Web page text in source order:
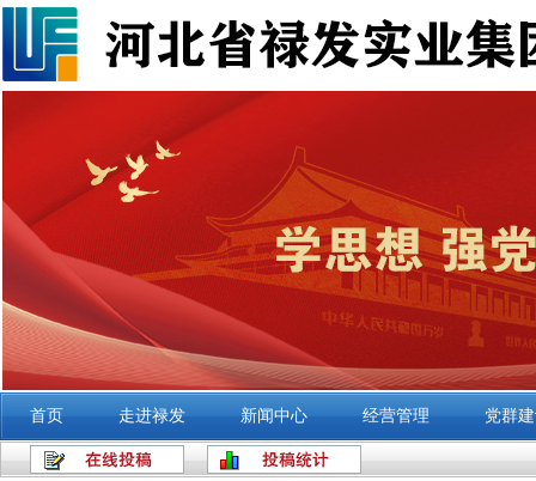
首页 走进禄发 新闻中心 经营管理 党群